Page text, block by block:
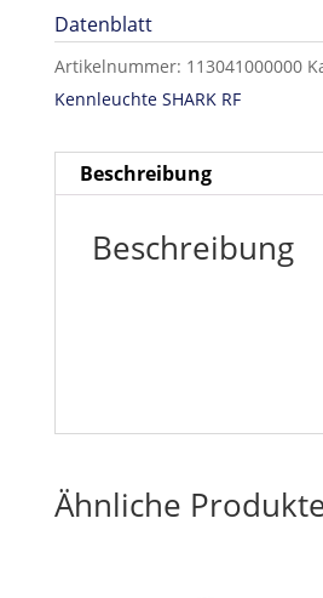
Datenblatt
Artikelnummer: 113041000000
Kennleuchte SHARK RF
Beschreibung
Beschreibung
Ähnliche